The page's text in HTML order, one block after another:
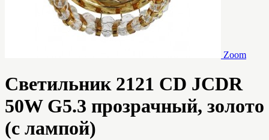
Zoom
Светильник 2121 CD JCDR
50W G5.3 прозрачный, золото
(с лампой)